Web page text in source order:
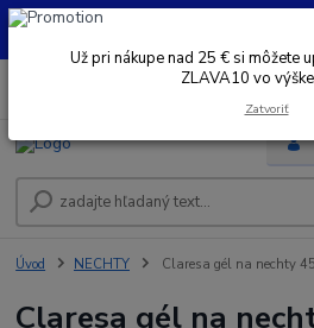
UŽ PRI NÁKUPE OD 30 € SI MOŽETE
EUR
Úvod NECHTY Claresa gél na nechty
Claresa gél na
Už pri nákupe nad 25 € si môžete
ZLAVA10 vo
Zatvoriť